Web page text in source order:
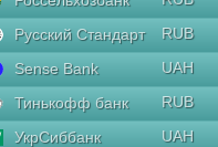
Русский Стандарт
RUB
Sense Bank
UAH
Тинькофф банк
RUB
УкрСиббанк
UAH